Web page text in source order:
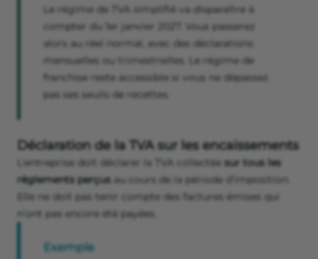
Le régime de TVA simplifié va disparaître à
compter du 1er janvier 2027. Vous passerez
alors au réel normal, avec des déclarations
mensuelles ou trimestrielles. Le régime de
franchise reste accessible si vous ne dépassez
pas ses seuils de recettes.
Déclaration de la TVA sur les encaissements
L’entreprise doit déclarer la TVA collectée sur tous les
règlements perçus au cours de la période d’imposition.
Elle ne doit pas tenir compte des factures émises qui
n’ont pas encore été payées.
Exemple